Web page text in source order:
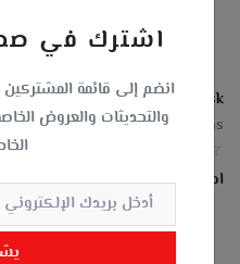
اشترك في
انضم إلى قائمة المشتركين
والتحديثات والعروض
QSK-24 Kiosk
MAS For Advanced Systems
0
اطلب عرض سعر